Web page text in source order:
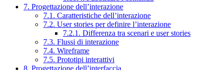
7. Progettazione dell’interazione
7.1. Caratteristiche dell’interazione
7.2. User stories per definire l’interazione
7.2.1. Differenza tra scenari e user stories
7.3. Flussi di interazione
7.4. Wireframe
7.5. Prototipi interattivi
8. Progettazione dell’interfaccia